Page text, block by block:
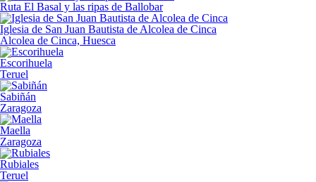
Ruta El Basal y las ripas de Ballobar
Iglesia de San Juan Bautista de Alcolea de Cinca
Alcolea de Cinca, Huesca
Escorihuela
Teruel
Sabiñán
Zaragoza
Maella
Zaragoza
Rubiales
Teruel